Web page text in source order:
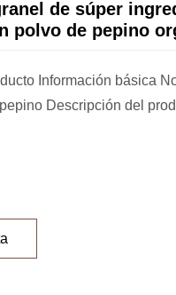
de súper
polvo de pepino
Información básica
Descripción del